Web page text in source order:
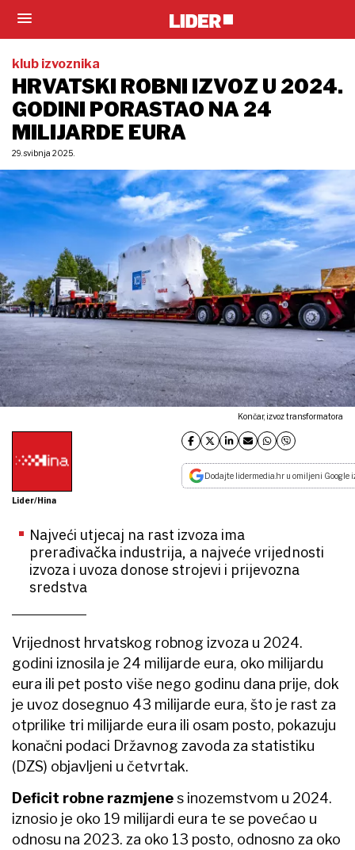
klub izvoznika
HRVATSKI ROBNI IZVOZ U 2024.
GODINI PORASTAO NA 24
MILIJARDE EURA
29. svibnja 2025.
Končar, izvoz transformatora
Lider/Hina
Dodajte lidermedia.hr u omiljeni Google
Najveći utjecaj na rast izvoza ima
prerađivačka industrija, a najveće vrijednosti
izvoza i uvoza donose strojevi i prijevozna
sredstva
Vrijednost hrvatskog robnog izvoza u 2024.
godini iznosila je 24 milijarde eura, oko milijardu
eura ili pet posto više nego godinu dana prije, dok
je uvoz dosegnuo 43 milijarde eura, što je rast za
otprilike tri milijarde eura ili osam posto, pokazuju
konačni podaci Državnog zavoda za statistiku
(DZS) objavljeni u četvrtak.
Deficit robne razmjenes inozemstvom u 2024.
iznosio je oko 19 milijardi eura te se povećao u
odnosu na 2023. za oko 13 posto, odnosno za oko